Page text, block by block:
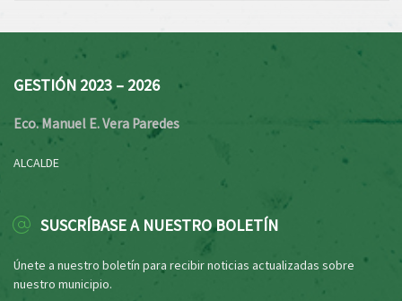
GESTIÓN 2023 – 2026
Eco. Manuel E. Vera Paredes
ALCALDE
SUSCRÍBASE A NUESTRO BOLETÍN
Únete a nuestro boletín para recibir noticias actualizadas sobre
nuestro municipio.